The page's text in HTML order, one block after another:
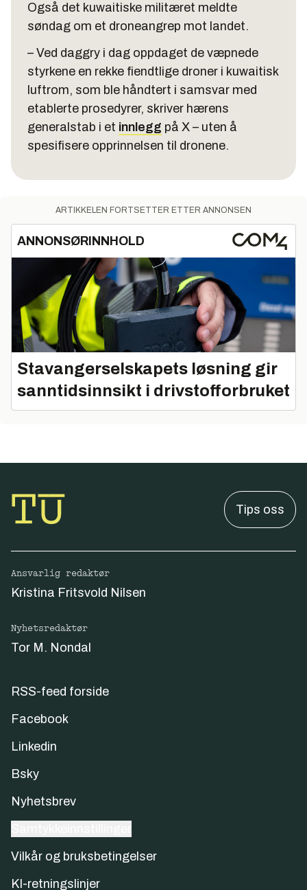
Også det kuwaitiske militæret meldte
søndag om et droneangrep mot landet.
– Ved daggry i dag oppdaget de væpnede
styrkene en rekke fiendtlige droner i kuwaitisk
luftrom, som ble håndtert i samsvar med
etablerte prosedyrer, skriver hærens
generalstab i et innlegg på X – uten å
spesifisere opprinnelsen til dronene.
ARTIKKELEN FORTSETTER ETTER ANNONSEN
ANNONSØRINNHOLD
Stavangerselskapets løsning gir
sanntidsinnsikt i drivstofforbruket
Tips oss
Ansvarlig redaktør
Kristina Fritsvold Nilsen
Nyhetsredaktør
Tor M. Nondal
RSS-feed forside
Facebook
Linkedin
Bsky
Nyhetsbrev
Vilkår og bruksbetingelser
KI-retningslinjer